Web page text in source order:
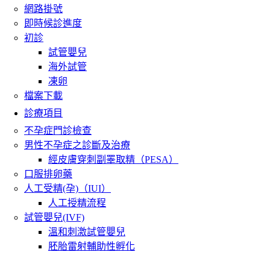
網路掛號
即時候診進度
初診
試管嬰兒
海外試管
凍卵
檔案下載
診療項目
不孕症門診檢查
男性不孕症之診斷及治療
經皮膚穿刺副睪取精（PESA）
口服排卵藥
人工受精(孕)（IUI）
人工授精流程
試管嬰兒(IVF)
溫和刺激試管嬰兒
胚胎雷射輔助性孵化